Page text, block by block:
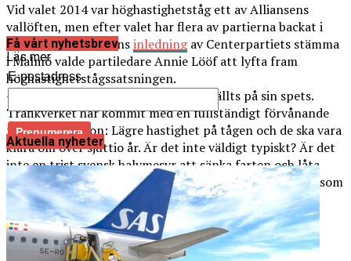
Vid valet 2014 var höghastighetståg ett av Alliansens
vallöften, men efter valet har flera av partierna backat i
frågan. På torsdagensinledningav Centerpartiets stämma
i Malmö valde partiledare Annie Lööf att lyfta fram
höghastighetstågssatsningen.
– Frågan om höghastighetståg har ställts på sin spets.
Trafikverket har kommit med en fullständigt förvånande
rekommendation: Lägre hastighet på tågen och de ska vara
klara om över sjuttio år. Är det inte väldigt typiskt? Är det
inte en trist svensk halvmesyr att sänka farten och låta
banorna vara klara någon gång på 2090-talet? Särskilt som
det är fullt på spåren redan idag, sa hon på stämman.
Att bygga sträckor i etapper menade hon är att kasta
pengarna i sjön, att gammal teknik används och att
effekten försvinner.
Läs mer
Få vårt nyhetsbrev
E-postadress
Aktuella nyheter